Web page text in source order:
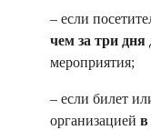
– если
чем за три дня
мероприятия;
– если билет
организацией в